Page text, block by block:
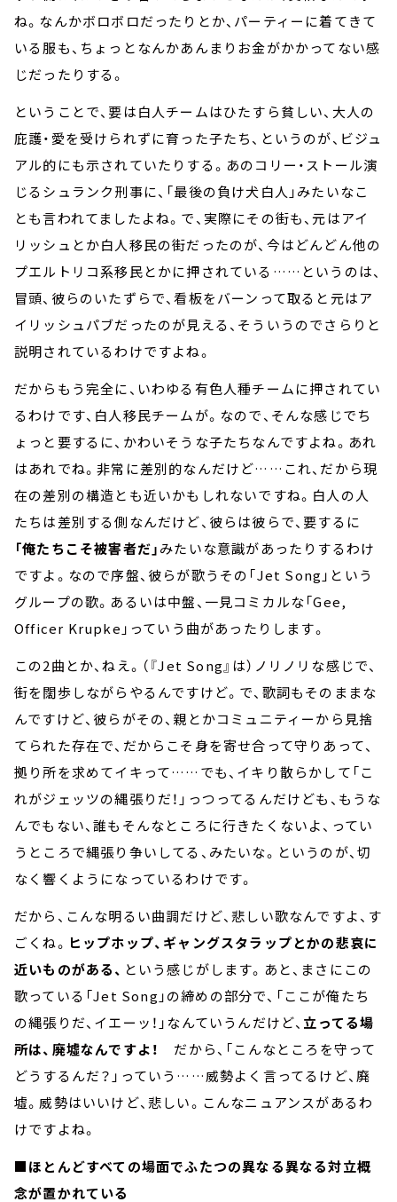
ね。なんかボロボロだったりとか、パーティーに着てきて
いる服も、ちょっとなんかあんまりお金がかかってない感
じだったりする。
ということで、要は白人チームはひたすら貧しい、大人の
庇護・愛を受けられずに育った子たち、というのが、ビジュ
アル的にも示されていたりする。あのコリー・ストール演
じるシュランク刑事に、「最後の負け犬白人」みたいなこ
とも言われてましたよね。で、実際にその街も、元はアイ
リッシュとか白人移民の街だったのが、今はどんどん他の
プエルトリコ系移民とかに押されている……というのは、
冒頭、彼らのいたずらで、看板をバーンって取ると元はア
イリッシュパブだったのが見える、そういうのでさらりと
説明されているわけですよね。
だからもう完全に、いわゆる有色人種チームに押されてい
るわけです、白人移民チームが。なので、そんな感じでち
ょっと要するに、かわいそうな子たちなんですよね。あれ
はあれでね。非常に差別的なんだけど……これ、だから現
在の差別の構造とも近いかもしれないですね。白人の人
たちは差別する側なんだけど、彼らは彼らで、要するに
「俺たちこそ被害者だ」みたいな意識があったりするわけ
ですよ。なので序盤、彼らが歌うその「Jet Song」という
グループの歌。あるいは中盤、一見コミカルな「Gee,
Officer Krupke」っていう曲があったりします。
この2曲とか、ねえ。（『Jet Song』は）ノリノリな感じで、
街を闊歩しながらやるんですけど。で、歌詞もそのままな
んですけど、彼らがその、親とかコミュニティーから見捨
てられた存在で、だからこそ身を寄せ合って守りあって、
拠り所を求めてイキって……でも、イキり散らかして「こ
れがジェッツの縄張りだ！」っつってるんだけども、もうな
んでもない、誰もそんなところに行きたくないよ、ってい
うところで縄張り争いしてる、みたいな。というのが、切
なく響くようになっているわけです。
だから、こんな明るい曲調だけど、悲しい歌なんですよ、す
ごくね。 ヒップホップ、ギャングスタラップとかの悲哀に
近いものがある、 という感じがします。あと、まさにこの
歌っている「Jet Song」の締めの部分で、「ここが俺たち
の縄張りだ、イエーッ！」なんていうんだけど、 立ってる場
所は、廃墟なんですよ！
だから、「こんなところを守って
どうするんだ？」っていう……威勢よく言ってるけど、廃
墟。威勢はいいけど、悲しい。こんなニュアンスがあるわ
けですよね。
■ほとんどすべての場面でふたつの異なる異なる対立概
念が置かれている